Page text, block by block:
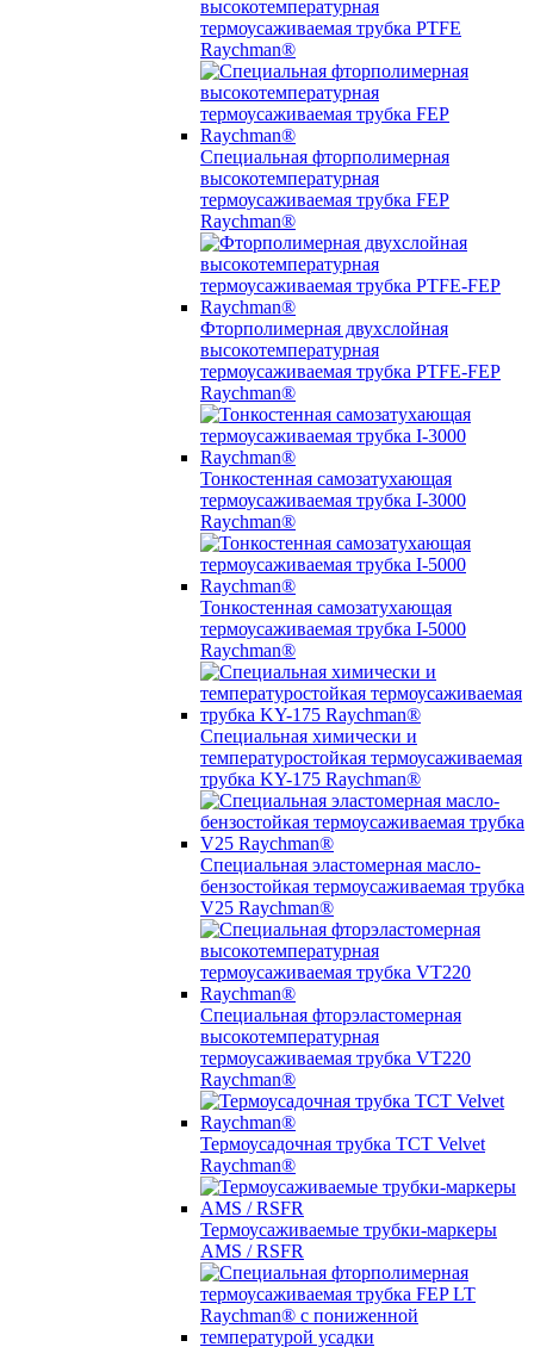
высокотемпературная
термоусаживаемая трубка PTFE
Raychman®
Специальная фторполимерная
высокотемпературная
термоусаживаемая трубка FEP
Raychman®
Фторполимерная двухслойная
высокотемпературная
термоусаживаемая трубка PTFE-FEP
Raychman®
Тонкостенная самозатухающая
термоусаживаемая трубка I-3000
Raychman®
Тонкостенная самозатухающая
термоусаживаемая трубка I-5000
Raychman®
Специальная химически и
температуростойкая термоусаживаемая
трубка KY-175 Raychman®
Специальная эластомерная масло-
бензостойкая термоусаживаемая трубка
V25 Raychman®
Специальная фторэластомерная
высокотемпературная
термоусаживаемая трубка VT220
Raychman®
Термоусадочная трубка TCT Velvet
Raychman®
Термоусаживаемые трубки-маркеры
AMS / RSFR